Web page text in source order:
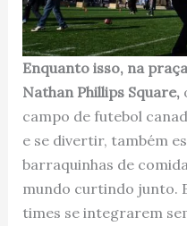
Enquanto isso, na
Nathan Phillips Square,
campo de futebol
e se divertir, também
barraquinhas de
mundo curtindo junto.
times se integrarem